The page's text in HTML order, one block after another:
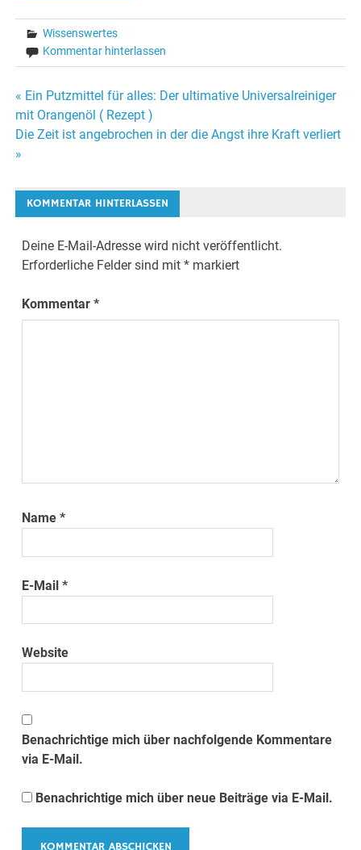
Wissenswertes
Kommentar hinterlassen
Beitrags-
Navigation
« Ein Putzmittel für alles: Der ultimative Universalreiniger
mit Orangenöl ( Rezept )
Die Zeit ist angebrochen in der die Angst ihre Kraft verliert
»
KOMMENTAR HINTERLASSEN
Deine E-Mail-Adresse wird nicht veröffentlicht.
Erforderliche Felder sind mit* markiert
Kommentar*
Name*
E-Mail*
Website
Benachrichtige mich über nachfolgende Kommentare
via E-Mail.
Benachrichtige mich über neue Beiträge via E-Mail.